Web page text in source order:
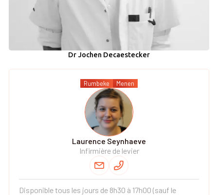
Dr Jochen Decaestecker
Rumbeke Menen
Laurence Seynhaeve
Infirmière de levier
Disponible tous les jours de 8h30 à 17h00 (sauf le